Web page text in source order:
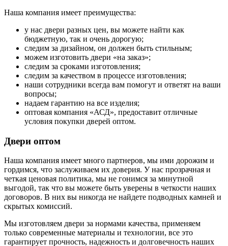
Наша компания имеет преимущества:
у нас двери разных цен, вы можете найти как
бюджетную, так и очень дорогую;
следим за дизайном, он должен быть стильным;
можем изготовить двери «на заказ»;
следим за сроками изготовления;
следим за качеством в процессе изготовления;
наши сотрудники всегда вам помогут и ответят на ваши
вопросы;
надаем гарантию на все изделия;
оптовая компания «АСД», предоставит отличные
условия покупки дверей оптом.
Двери оптом
Наша компания имеет много партнеров, мы ими дорожим и
гордимся, что заслуживаем их доверия. У нас прозрачная и
четкая ценовая политика, мы не гонимся за минутной
выгодой, так что вы можете быть уверены в четкости наших
договоров. В них вы никогда не найдете подводных камней и
скрытых комиссий.
Мы изготовляем двери за нормами качества, применяем
только современные материалы и технологии, все это
гарантирует прочность, надежность и долговечность наших